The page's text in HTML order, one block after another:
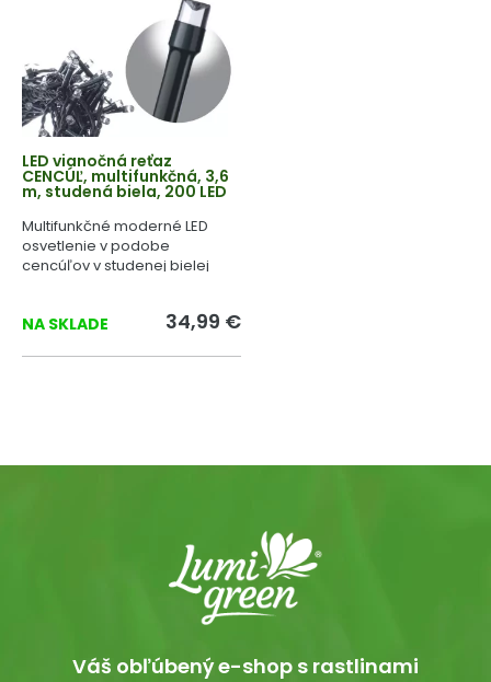
LED vianočná reťaz
CENCÚĽ, multifunkčná, 3,6
m, studená biela, 200 LED
Multifunkčné moderné LED
osvetlenie v podobe
cencúľov v studenej bielej
NA SKLADE 34,99 €
Váš obľúbený e-shop s rastlinami